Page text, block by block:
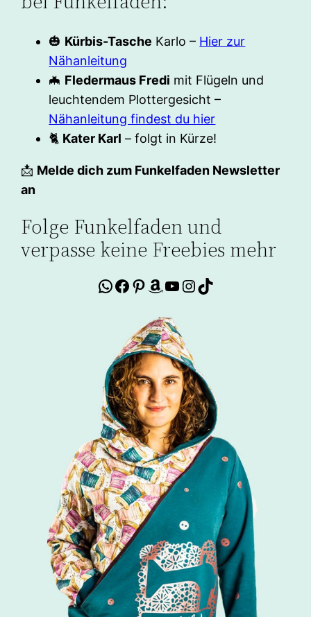
🎃 Kürbis-Tasche Karlo – Hier zur
Nähanleitung
🦇 Fledermaus Fredi mit Flügeln und
leuchtendem Plottergesicht –
Nähanleitung findest du hier
🐈 Kater Karl – folgt in Kürze!
📩 Melde dich zum Funkelfaden Newsletter
an
Folge Funkelfaden und
verpasse keine Freebies mehr
WhatsApp
Facebook
Pinterest
Amazon
YouTube
Instagram
TikTok